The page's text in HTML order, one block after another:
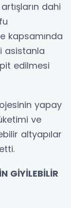
dahi
kapsamında
asistanla
edilmesi
yapay
ve
altyapılar
GİYİLEBİLİR